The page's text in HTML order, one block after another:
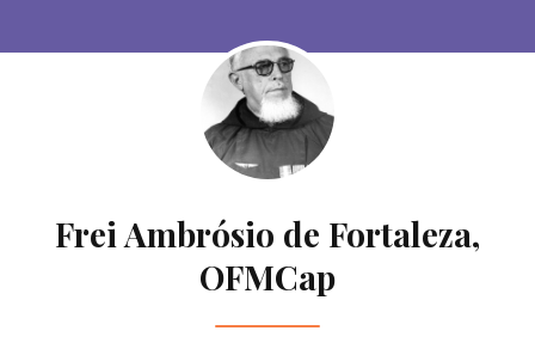
Frei Ambrósio de Fortaleza,
OFMCap